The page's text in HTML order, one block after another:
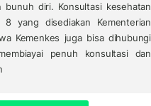
bunuh diri. Konsultasi kesehatan
yang disediakan Kementerian
Kemenkes juga bisa dihubungi
penuh konsultasi dan